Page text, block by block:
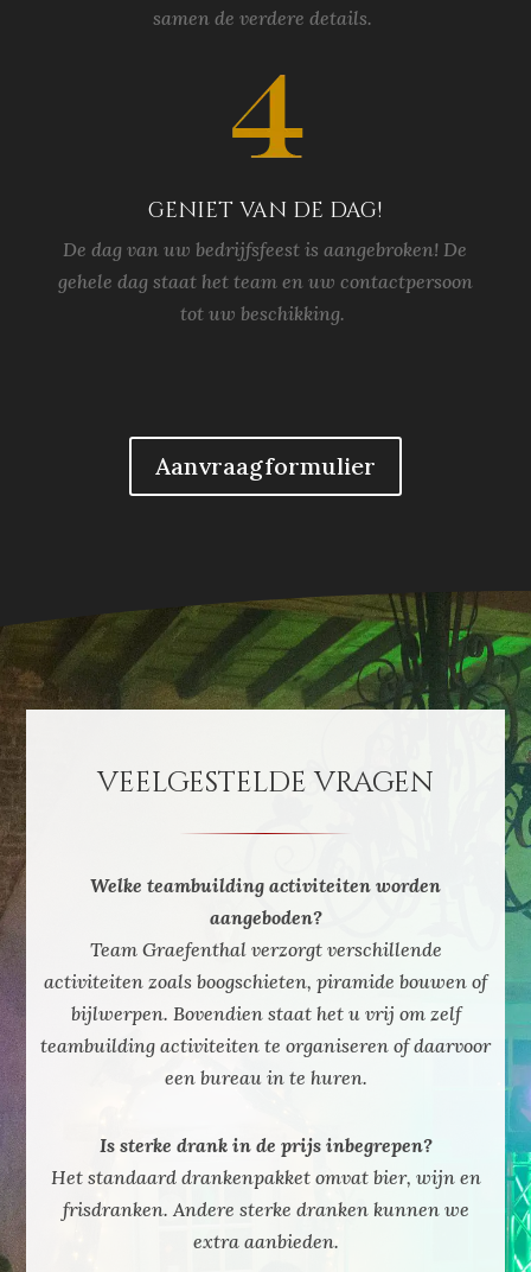
samen de verdere details.
geniet van de dag!
De dag van uw bedrijfsfeest is aangebroken! De
gehele dag staat het team en uw contactpersoon
tot uw beschikking.
Aanvraagformulier
veelgestelde vragen
Welke teambuilding activiteiten worden
aangeboden?
Team Graefenthal verzorgt verschillende
activiteiten zoals boogschieten, piramide bouwen of
bijlwerpen. Bovendien staat het u vrij om zelf
teambuilding activiteiten te organiseren of daarvoor
een bureau in te huren.
Is sterke drank in de prijs inbegrepen?
Het standaard drankenpakket omvat bier, wijn en
frisdranken. Andere sterke dranken kunnen we
extra aanbieden.